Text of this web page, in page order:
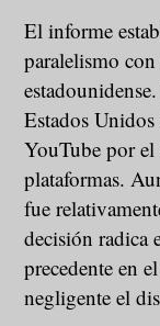
El informe
paralelismo
Estados
YouTube por el
plataformas.
fue
decisión radica
precedente en
negligente el